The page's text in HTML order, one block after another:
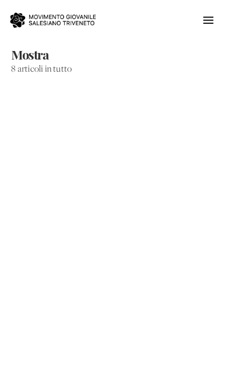
Mostra
8 articoli in tutto